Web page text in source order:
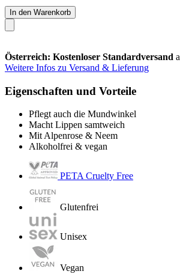
In den Warenkorb
Österreich: Kostenloser Standardversand
Weitere Infos zu Versand & Lieferung
Eigenschaften und Vorteile
Pflegt auch die Mundwinkel
Macht Lippen samtweich
Mit Alpenrose & Neem
Alkoholfrei & vegan
PETA Cruelty Free
Glutenfrei
Unisex
Vegan